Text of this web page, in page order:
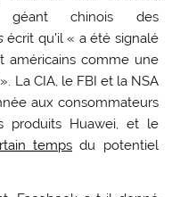
chinois des
écrit qu’il « a été signalé
américains comme une
La CIA, le FBI et la NSA
aux consommateurs
produits Huawei, et le
temps du potentiel